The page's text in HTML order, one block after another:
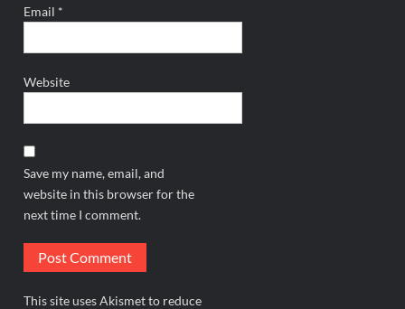
Email *
Website
Save my name, email, and
website in this browser for the
next time I comment.
This site uses Akismet to reduce